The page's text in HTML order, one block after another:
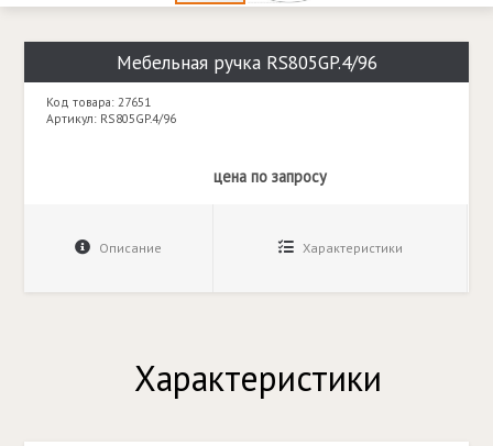
Мебельная ручка RS805GP.4/96
Код товара: 27651
Артикул: RS805GP.4/96
цена по запросу
Описание Характеристики
Характеристики